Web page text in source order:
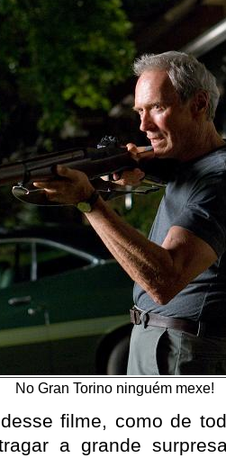
No Gran Torino ninguém mexe!
filme, como de
a grande